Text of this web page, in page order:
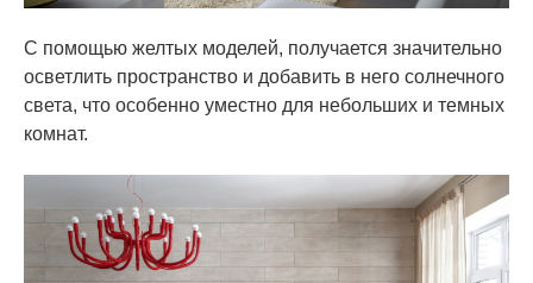
С помощью желтых моделей, получается значительно
осветлить пространство и добавить в него солнечного
света, что особенно уместно для небольших и темных
комнат.